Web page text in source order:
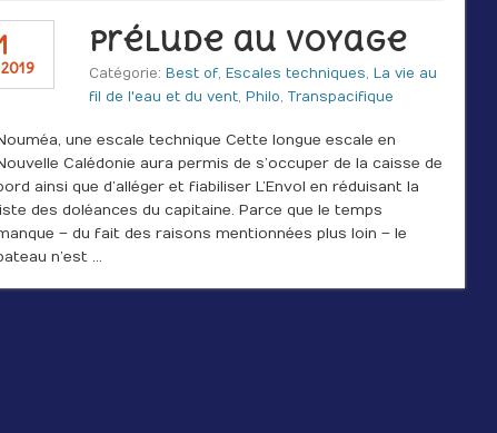
Prélude au voyage
Catégorie: Best of, Escales techniques, La vie au
fil de l'eau et du vent, Philo,Transpacifique
une escale technique Cette longue escale en
Calédonie aura permis de s’occuper de la caisse de
ainsi que d’alléger et fiabiliser L’Envol en réduisant la
des doléances du capitaine. Parce que le temps
– du fait des raisons mentionnées plus loin – le
n’est …